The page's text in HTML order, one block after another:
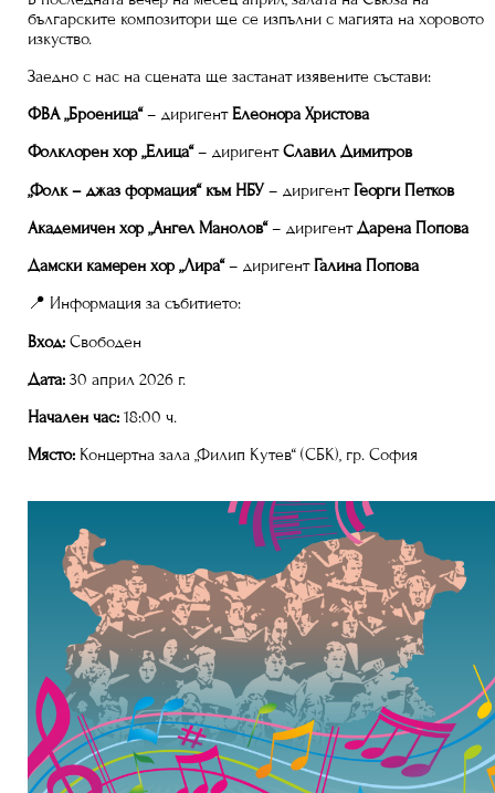
българските композитори ще се изпълни с магията на хоровото
изкуство.
Заедно с нас на сцената ще застанат изявените състави:
ФВА „Броеница“– диригентЕлеонора Христова
Фолклорен хор „Елица“– диригентСлавил Димитров
„Фолк – джаз формация“ към НБУ– диригентГеорги Петков
Академичен хор „Ангел Манолов“– диригентДарена Попова
Дамски камерен хор „Лира“– диригентГалина Попова
📍 Информация за събитието:
Вход: Свободен
Дата: 30 април 2026 г.
Начален час: 18:00 ч.
Място: Концертна зала „Филип Кутев“ (СБК), гр. София